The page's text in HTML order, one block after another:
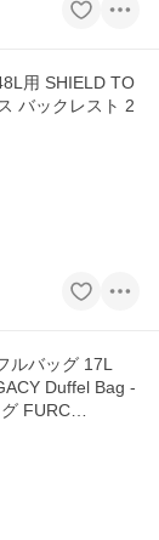
用 SHIELD TO
バックレスト 2
ルバッグ 17L
Duffel Bag -
FURC…